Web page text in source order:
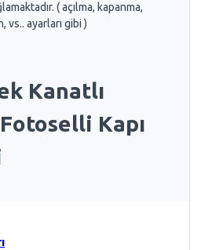
( açılma, kapanma,
vs.. ayarları gibi )
Kanatlı
Kapı